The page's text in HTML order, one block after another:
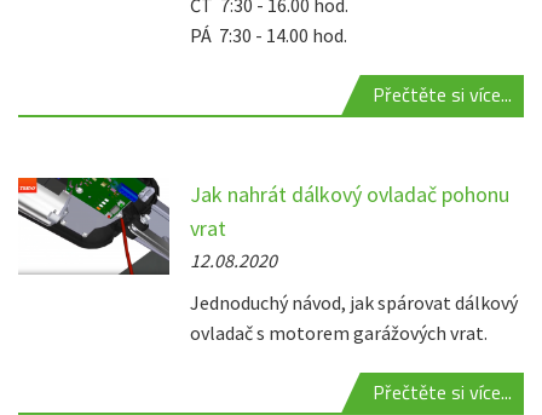
ČT 7:30 - 16.00 hod.
PÁ 7:30 - 14.00 hod.
Přečtěte si více...
Jak nahrát dálkový ovladač pohonu
vrat
12.08.2020
Jednoduchý návod, jak spárovat dálkový
ovladač s motorem garážových vrat.
Přečtěte si více...